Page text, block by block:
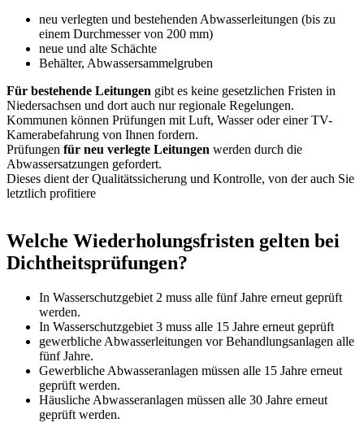
neu verlegten und bestehenden Abwasserleitungen (bis zu
einem Durchmesser von 200 mm)
neue und alte Schächte
Behälter, Abwassersammelgruben
Für bestehende Leitungen gibt es keine gesetzlichen Fristen in
Niedersachsen und dort auch nur regionale Regelungen.
Kommunen können Prüfungen mit Luft, Wasser oder einer TV-
Kamerabefahrung von Ihnen fordern.
Prüfungen für neu verlegte Leitungen werden durch die
Abwassersatzungen gefordert.
Dieses dient der Qualitätssicherung und Kontrolle, von der auch Sie
letztlich profitiere
Welche Wiederholungsfristen gelten bei
Dichtheitsprüfungen?
In Wasserschutzgebiet 2 muss alle fünf Jahre erneut geprüft
werden.
In Wasserschutzgebiet 3 muss alle 15 Jahre erneut geprüft
gewerbliche Abwasserleitungen vor Behandlungsanlagen alle
fünf Jahre.
Gewerbliche Abwasseranlagen müssen alle 15 Jahre erneut
geprüft werden.
Häusliche Abwasseranlagen müssen alle 30 Jahre erneut
geprüft werden.